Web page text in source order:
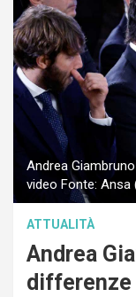
Andrea
video Fonte: Ansa
ATTUALITÀ
Andrea
differenze